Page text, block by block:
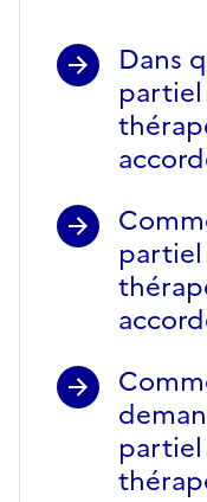
Dans